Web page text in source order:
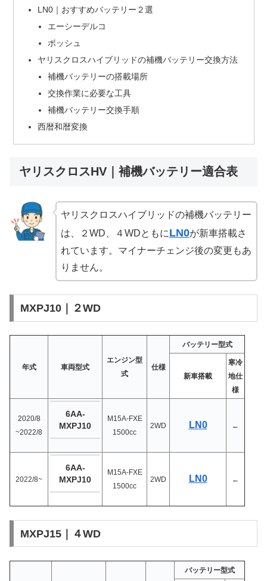
LN0｜おすすめバッテリー２選
エーシーデルコ
ボッシュ
ヤリスクロスハイブリッドの補機バッテリー交換方法
補機バッテリーの搭載場所
交換作業に必要な工具
補機バッテリー交換手順
西暦和暦変換
ヤリスクロスHV｜補機バッテリー適合表
ヤリスクロスハイブリッドの補機バッテリー
は、２WD、４WDともにLN0が新車搭載さ
れています。マイナーチェンジ後の変更もあ
りません。
MXPJ10｜２WD
年式 車両型式
エンジン型
式
仕様
バッテリー型式
新車搭載
寒冷
地仕
様
2020/8
~2022/8
6AA-
MXPJ10
M15A-FXE
1500cc
2WD LN0 ←
2022/8~
6AA-
MXPJ10
M15A-FXE
1500cc
2WD LN0 ←
MXPJ15｜４WD
バッテリー型式